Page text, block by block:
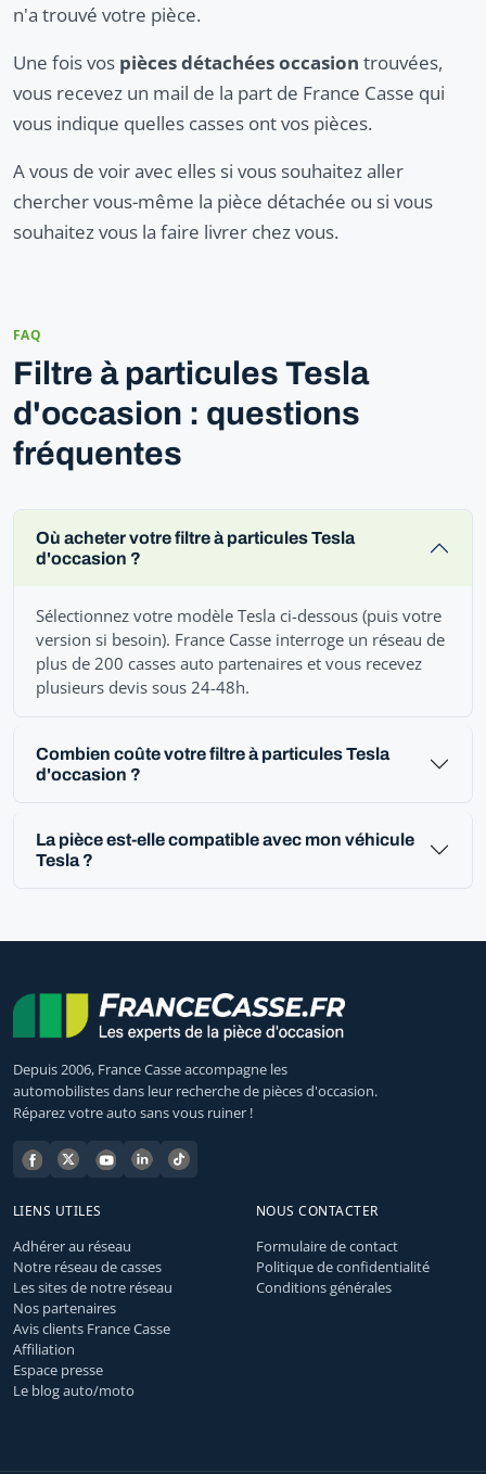
n'a trouvé votre pièce.
Une fois vos pièces détachées occasion trouvées,
vous recevez un mail de la part de France Casse qui
vous indique quelles casses ont vos pièces.
A vous de voir avec elles si vous souhaitez aller
chercher vous-même la pièce détachée ou si vous
souhaitez vous la faire livrer chez vous.
FAQ
Filtre à particules Tesla
d'occasion : questions
fréquentes
Où acheter votre filtre à particules Tesla
d'occasion ?
Sélectionnez votre modèle Tesla ci-dessous (puis votre
version si besoin). France Casse interroge un réseau de
plus de 200 casses auto partenaires et vous recevez
plusieurs devis sous 24-48h.
Combien coûte votre filtre à particules Tesla
d'occasion ?
La pièce est-elle compatible avec mon véhicule
Tesla ?
Depuis 2006, France Casse accompagne les
automobilistes dans leur recherche de pièces d'occasion.
Réparez votre auto sans vous ruiner !
LIENS UTILES
Adhérer au réseau
Notre réseau de casses
Les sites de notre réseau
Nos partenaires
Avis clients France Casse
Affiliation
Espace presse
Le blog auto/moto
NOUS CONTACTER
Formulaire de contact
Politique de confidentialité
Conditions générales